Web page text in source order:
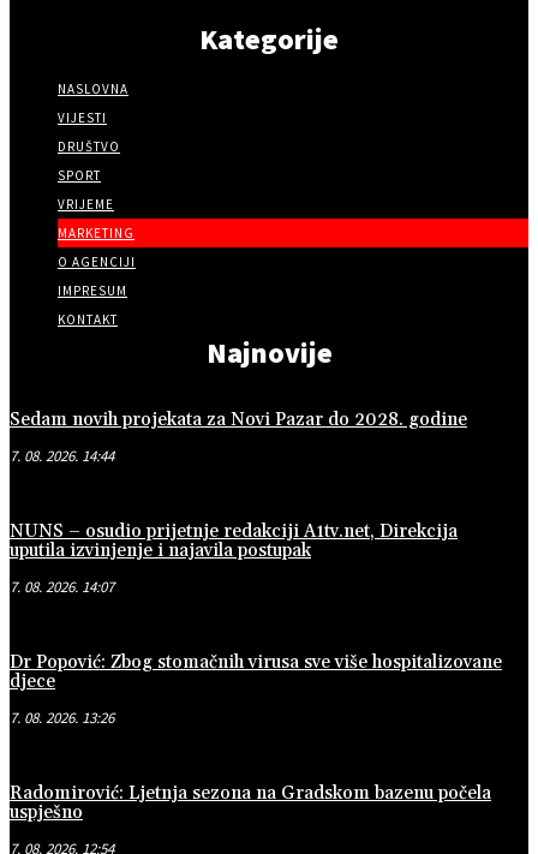
Kategorije
NASLOVNA
VIJESTI
DRUŠTVO
SPORT
VRIJEME
MARKETING
O AGENCIJI
IMPRESUM
KONTAKT
Najnovije
Sedam novih projekata za Novi Pazar do 2028. godine
7. 08. 2026. 14:44
NUNS – osudio prijetnje redakciji A1tv.net, Direkcija
uputila izvinjenje i najavila postupak
7. 08. 2026. 14:07
Dr Popović: Zbog stomačnih virusa sve više hospitalizovane
djece
7. 08. 2026. 13:26
Radomirović: Ljetnja sezona na Gradskom bazenu počela
uspješno
7. 08. 2026. 12:54